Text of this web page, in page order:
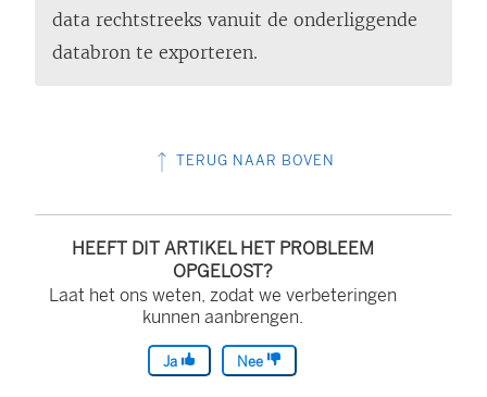
data rechtstreeks vanuit de onderliggende
databron te exporteren.
TERUG NAAR BOVEN
HEEFT DIT ARTIKEL HET PROBLEEM
OPGELOST?
Laat het ons weten, zodat we verbeteringen
kunnen aanbrengen.
Ja Nee